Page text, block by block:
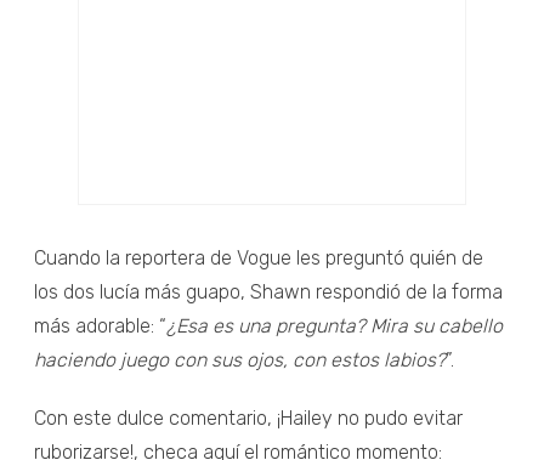
Cuando la reportera de Vogue les preguntó quién de
los dos lucía más guapo, Shawn respondió de la forma
más adorable: “¿Esa es una pregunta? Mira su cabello
haciendo juego con sus ojos, con estos labios?”.
Con este dulce comentario, ¡Hailey no pudo evitar
ruborizarse!, checa aquí el romántico momento: